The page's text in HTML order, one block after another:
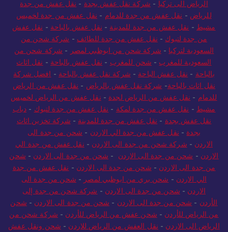
الرياض الى تركيا - شركة نقل عفش بجدة - نقل عفش من جدة
للرياض - نقل عفش من جدة للدمام - نقل عفش من جدة لخميس
مشيط - نقل عفش من جدة للمدينة - نقل عفش بالباحة - نقل عفش
من جدة لتبوك - نقل عفش من جدة للطائف - شركة شحن من
السعودية لتركيا - شركة شحن من ابوظبي لمصر - شركة شحن من
السعودية للمغرب - شحن للمغرب - نقل عفش بالباحة - نقل اثاث
بالباحة - نقل عفش الباحة - شركة نقل عفش بالباحة - افضل شركة
نقل اثاث بالباحة- شركة نقل عفش بالرياض - نقل عفش من الرياض
للدمام - نقل عفش من الرياض لجدة - نقل عفش من الرياض لخميس
مشيط - نقل عفش من جدة لمكة - نقل عفش من جدة لتبوك - دباب
نقل عفش بجدة - نقل عفش من جدة للمدينة - شركة تخزين اثاث
بجدة - نقل عفش من جدة الي الاردن - شحن من جدة الى
الاردن - شركة شحن من جدة الى الاردن - نقل عفش من جدة الي
الاردن - شحن من جدة الى الاردن - شحن من جدة الى الاردن - شحن
من جدة الى الاردن - شحن من جدة الى الاردن - نقل عفش من جدة
الي الاردن - شحن بري من ابوظبي لمصر - شحن من جدة الى
الاردن - شحن من جدة الى الاردن - شركة شحن من جدة إلى
الأردن - شحن من جدة الى الاردن - شحن من جدة الى الاردن - شحن
من الرياض للأردن - شحن عفش من الرياض للأردن - شركة شحن من
الرياض الى الاردن - نقل العفش من الرياض للاردن - شحن ونقل عفش